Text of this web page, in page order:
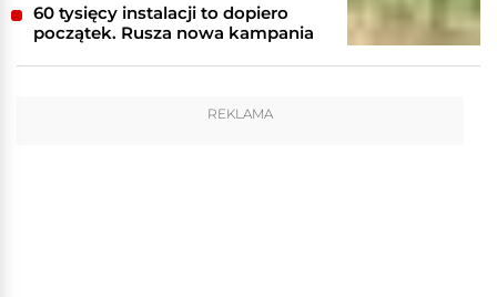
60 tysięcy instalacji to dopiero
początek. Rusza nowa kampania
REKLAMA